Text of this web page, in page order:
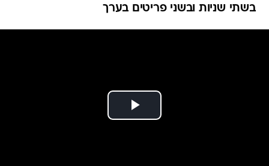
בשתי שניות ובשני פריטים בערך